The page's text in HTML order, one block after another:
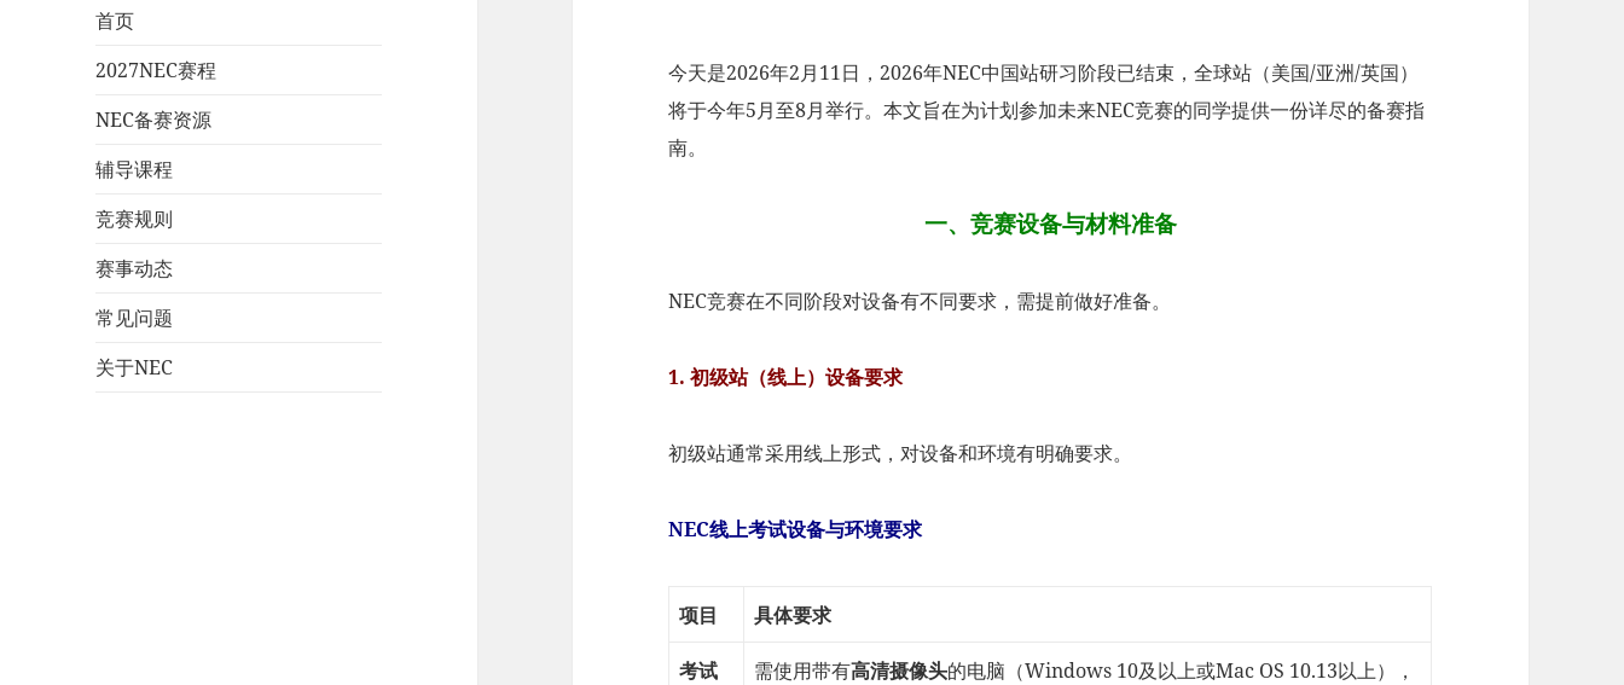
首页
2027NEC赛程
NEC备赛资源
辅导课程
竞赛规则
赛事动态
常见问题
关于NEC
今天是2026年2月11日，2026年NEC中国站研习阶段已结束，全球站（美国/亚洲/英国）
将于今年5月至8月举行。本文旨在为计划参加未来NEC竞赛的同学提供一份详尽的备赛指
南。
一、竞赛设备与材料准备
NEC竞赛在不同阶段对设备有不同要求，需提前做好准备。
1. 初级站（线上）设备要求
初级站通常采用线上形式，对设备和环境有明确要求。
NEC线上考试设备与环境要求
项目 具体要求
考试
需使用带有高清摄像头的电脑（Windows 10及以上或Mac OS 10.13以上），